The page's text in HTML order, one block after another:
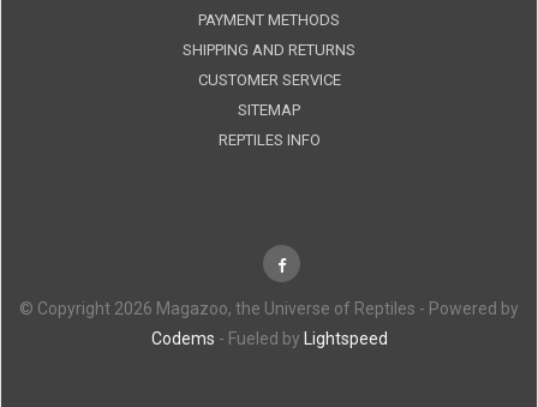
PAYMENT METHODS
SHIPPING AND RETURNS
CUSTOMER SERVICE
SITEMAP
REPTILES INFO
© Copyright 2026 Magazoo, the Universe of Reptiles - Powered by
Codems - Fueled by Lightspeed